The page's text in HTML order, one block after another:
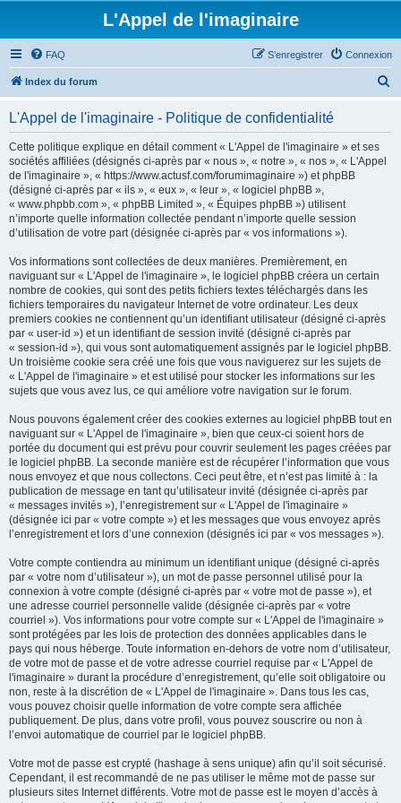
L'Appel de l'imaginaire
FAQ Connexion
S’enregistrer
Index du forum
L'Appel de l'imaginaire - Politique de confidentialité
Cette politique explique en détail comment « L'Appel de l'imaginaire » et ses
sociétés affiliées (désignés ci-après par « nous », « notre », « nos », « L'Appel
de l'imaginaire », « https://www.actusf.com/forumimaginaire ») et phpBB
(désigné ci-après par « ils », « eux », « leur », « logiciel phpBB »,
« www.phpbb.com », « phpBB Limited », « Équipes phpBB ») utilisent
n’importe quelle information collectée pendant n’importe quelle session
d’utilisation de votre part (désignée ci-après par « vos informations »).
Vos informations sont collectées de deux manières. Premièrement, en
naviguant sur « L'Appel de l'imaginaire », le logiciel phpBB créera un certain
nombre de cookies, qui sont des petits fichiers textes téléchargés dans les
fichiers temporaires du navigateur Internet de votre ordinateur. Les deux
premiers cookies ne contiennent qu’un identifiant utilisateur (désigné ci-après
par « user-id ») et un identifiant de session invité (désigné ci-après par
« session-id »), qui vous sont automatiquement assignés par le logiciel phpBB.
Un troisième cookie sera créé une fois que vous naviguerez sur les sujets de
« L'Appel de l'imaginaire » et est utilisé pour stocker les informations sur les
sujets que vous avez lus, ce qui améliore votre navigation sur le forum.
Nous pouvons également créer des cookies externes au logiciel phpBB tout en
naviguant sur « L'Appel de l'imaginaire », bien que ceux-ci soient hors de
portée du document qui est prévu pour couvrir seulement les pages créées par
le logiciel phpBB. La seconde manière est de récupérer l’information que vous
nous envoyez et que nous collectons. Ceci peut être, et n’est pas limité à : la
publication de message en tant qu’utilisateur invité (désignée ci-après par
« messages invités »), l’enregistrement sur « L'Appel de l'imaginaire »
(désignée ici par « votre compte ») et les messages que vous envoyez après
l’enregistrement et lors d’une connexion (désignés ici par « vos messages »).
Votre compte contiendra au minimum un identifiant unique (désigné ci-après
par « votre nom d’utilisateur »), un mot de passe personnel utilisé pour la
connexion à votre compte (désigné ci-après par « votre mot de passe »), et
une adresse courriel personnelle valide (désignée ci-après par « votre
courriel »). Vos informations pour votre compte sur « L'Appel de l'imaginaire »
sont protégées par les lois de protection des données applicables dans le
pays qui nous héberge. Toute information en-dehors de votre nom d’utilisateur,
de votre mot de passe et de votre adresse courriel requise par « L'Appel de
l'imaginaire » durant la procédure d’enregistrement, qu’elle soit obligatoire ou
non, reste à la discrétion de « L'Appel de l'imaginaire ». Dans tous les cas,
vous pouvez choisir quelle information de votre compte sera affichée
publiquement. De plus, dans votre profil, vous pouvez souscrire ou non à
l’envoi automatique de courriel par le logiciel phpBB.
Votre mot de passe est crypté (hashage à sens unique) afin qu’il soit sécurisé.
Cependant, il est recommandé de ne pas utiliser le même mot de passe sur
plusieurs sites Internet différents. Votre mot de passe est le moyen d’accès à